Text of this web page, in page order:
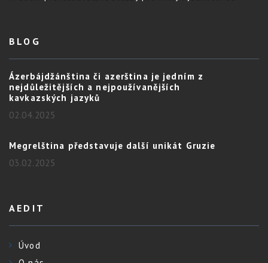
BLOG
Ázerbájdžánština či azerština je jedním z
nejdůležitějších a nejpoužívanějších
kavkazských jazyků
02.04.2025
Megrelština představuje další unikát Gruzie
03.02.2025
AEDIT
Úvod